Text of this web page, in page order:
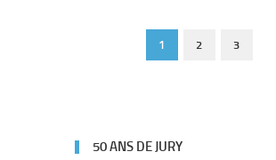
1 2 3
50 ANS DE JURY